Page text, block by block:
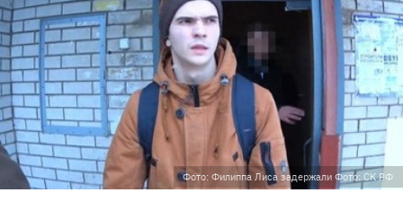
Фото: Филиппа Лиса задержали Фото: СК РФ